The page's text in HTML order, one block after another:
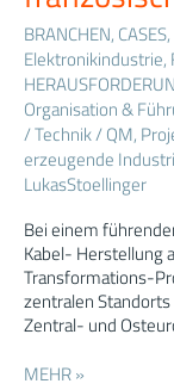
BRANCHEN, CASES,
Elektronikindustrie,
Organisation &
/ Technik / QM,
erzeugende
LukasStoellinger
Bei einem
Kabel- Herstellung
Transformations-
zentralen
Zentral- und
den
Einsatz
als
Interim
Head
of
Operations
bei
einem
französischen
Konzern
MEHR »